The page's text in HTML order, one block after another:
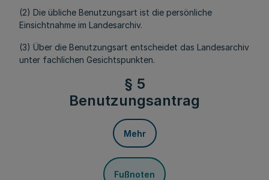
(2) Die übliche Benutzungsart ist die persönliche
Einsichtnahme im Landesarchiv.
(3) Über die Benutzungsart entscheidet das Landesarchiv
unter fachlichen Gesichtspunkten.
§ 5
Benutzungsantrag
Mehr
Fußnoten